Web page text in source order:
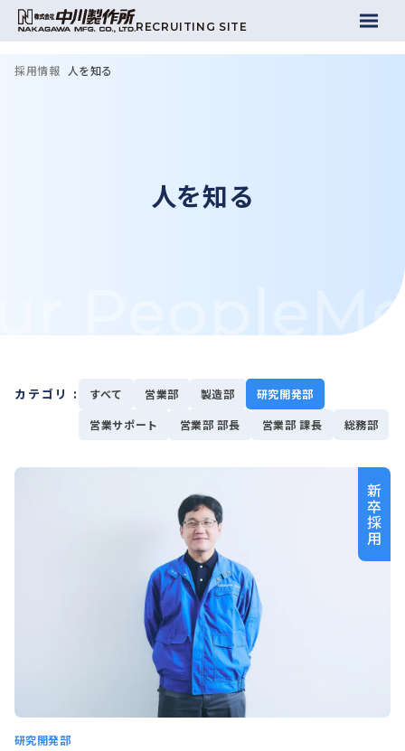
RECRUITING SITE
採用情報 人を知る
人を知る
カテゴリ : すべて 営業部 製造部
研究開発部
営業サポート
営業部 部長 営業部 課長 総務部
新卒採用
研究開発部